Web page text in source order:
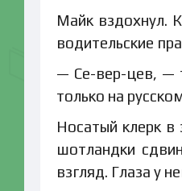
Майк вздохнул.
водительские
— Се-вер-цев, —
только на
Носатый клерк в
шотландки
взгляд. Глаза у